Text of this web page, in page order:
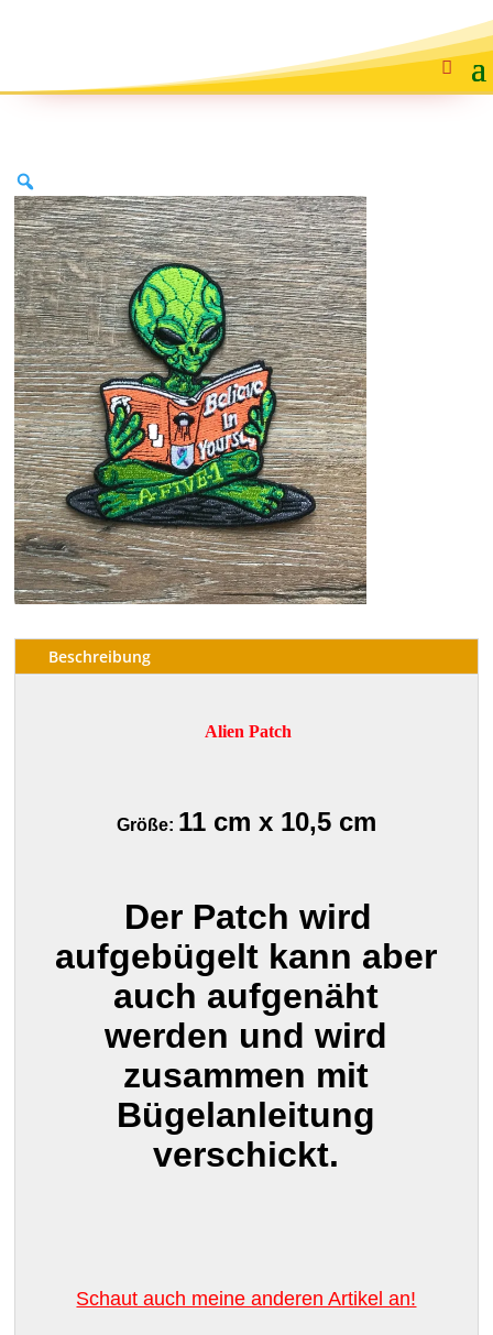
Beschreibung
Alien Patch
Größe: 11 cm x 10,5 cm
Der Patch wird
aufgebügelt kann aber
auch aufgenäht
werden und wird
zusammen mit
Bügelanleitung
verschickt.
Schaut auch meine anderen Artikel an!